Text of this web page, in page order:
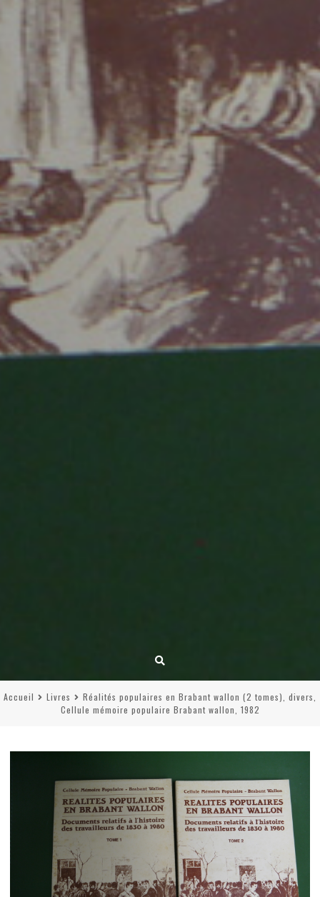
Accueil Livres
Réalités populaires en Brabant wallon (2 tomes), divers,
Cellule mémoire populaire Brabant wallon, 1982